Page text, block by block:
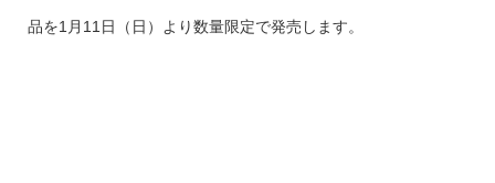
品を1月11日（日）より数量限定で発売します。